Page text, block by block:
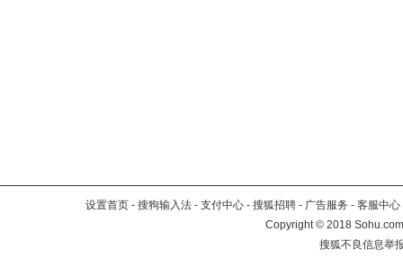
设置首页 - 搜狗输入法 - 支付中心 - 搜狐招聘 - 广告服务 - 客服中心
Copyright©2018
搜狐不良信息举